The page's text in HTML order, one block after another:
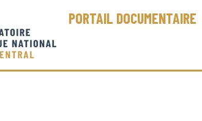
PORTAIL DOCUMENTAIRE